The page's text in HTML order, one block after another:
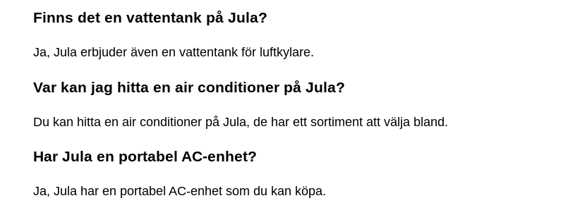
Finns det en vattentank på Jula?
Ja, Jula erbjuder även en vattentank för luftkylare.
Var kan jag hitta en air conditioner på Jula?
Du kan hitta en air conditioner på Jula, de har ett sortiment att välja bland.
Har Jula en portabel AC-enhet?
Ja, Jula har en portabel AC-enhet som du kan köpa.